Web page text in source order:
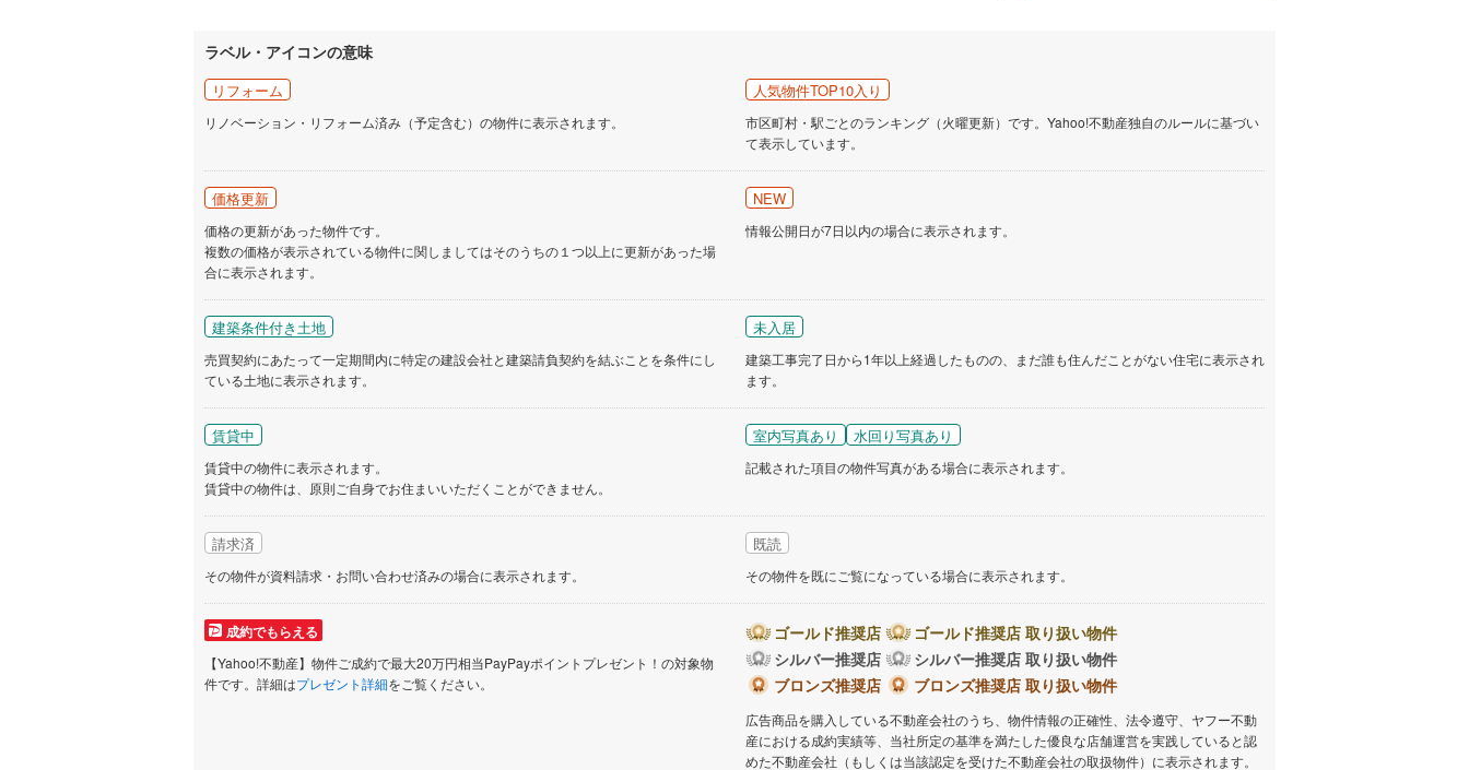
ラベル・アイコンの意味
リフォーム
リノベーション・リフォーム済み（予定含む）の物件に表示されます。
人気物件TOP10入り
市区町村・駅ごとのランキング（火曜更新）です。Yahoo!不動産独自のルールに基づい
て表示しています。
価格更新
価格の更新があった物件です。
複数の価格が表示されている物件に関しましてはそのうちの１つ以上に更新があった場
合に表示されます。
NEW
情報公開日が7日以内の場合に表示されます。
建築条件付き土地
売買契約にあたって一定期間内に特定の建設会社と建築請負契約を結ぶことを条件にし
ている土地に表示されます。
未入居
建築工事完了日から1年以上経過したものの、まだ誰も住んだことがない住宅に表示され
ます。
賃貸中
賃貸中の物件に表示されます。
賃貸中の物件は、原則ご自身でお住まいいただくことができません。
室内写真あり 水回り写真あり
記載された項目の物件写真がある場合に表示されます。
請求済
その物件が資料請求・お問い合わせ済みの場合に表示されます。
既読
その物件を既にご覧になっている場合に表示されます。
成約でもらえる
【Yahoo!不動産】物件ご成約で最大20万円相当PayPayポイントプレゼント！の対象物
件です。詳細はプレゼント詳細をご覧ください。
ゴールド推奨店
ゴールド推奨店 取り扱い物件
シルバー推奨店
シルバー推奨店 取り扱い物件
ブロンズ推奨店
ブロンズ推奨店 取り扱い物件
広告商品を購入している不動産会社のうち、物件情報の正確性、法令遵守、ヤフー不動
産における成約実績等、当社所定の基準を満たした優良な店舗運営を実践していると認
めた不動産会社（もしくは当該認定を受けた不動産会社の取扱物件）に表示されます。